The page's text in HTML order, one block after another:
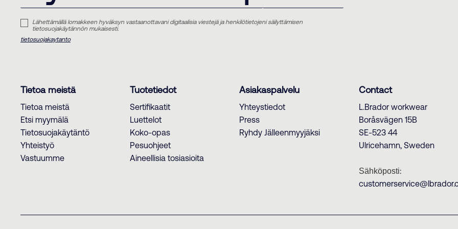
Lähettämällä lomakkeen hyväksyn vastaanottavani digitaalisia viestejä ja henkilötietojeni säilyttämisen
tietosuojakäytännön mukaisesti.
tietosuojakaytanto
Tietoa meistä
Tietoa meistä
Etsi myymälä
Tietosuojakäytäntö
Yhteistyö
Vastuumme
Tuotetiedot
Sertifikaatit
Luettelot
Koko-opas
Pesuohjeet
Aineellisia tosiasioita
Asiakaspalvelu
Yhteystiedot
Press
Ryhdy Jälleenmyyjäksi
Contact
L.Brador workwear
Boråsvägen 15B
SE-523 44
Ulricehamn, Sweden
Sähköposti: